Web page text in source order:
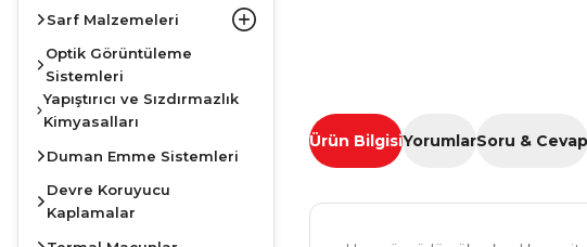
Sarf Malzemeleri
Optik Görüntüleme
Sistemleri
Yapıştırıcı ve Sızdırmazlık
Kimyasalları
Duman Emme Sistemleri
Devre Koruyucu
Kaplamalar
Ürün BilgisiYorumlarSoru & Cevap